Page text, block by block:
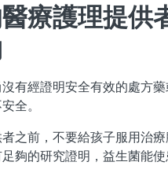
療護理提供
有經證明安全有效的處方
全。
之前，不要給孩子服用治
夠的研究證明，益生菌能使